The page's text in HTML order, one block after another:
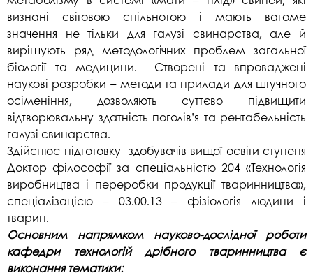
визнані світовою спільнотою і мають вагоме
значення не тільки для галузі свинарства, але й
вирішують ряд методологічних проблем загальної
біології та медицини. Створені та впроваджені
наукові розробки – методи та прилади для штучного
осіменіння, дозволяють суттєво підвищити
відтворювальну здатність поголів’я та рентабельність
галузі свинарства.
Здійснює підготовку здобувачів вищої освіти ступеня
Доктор філософії за спеціальністю 204 «Технологія
виробництва і переробки продукції тваринництва»,
спеціалізацією – 03.00.13 – фізіологія людини і
тварин.
Основним напрямком науково-дослідної роботи
кафедри технологій дрібного тваринництва є
виконання тематики: